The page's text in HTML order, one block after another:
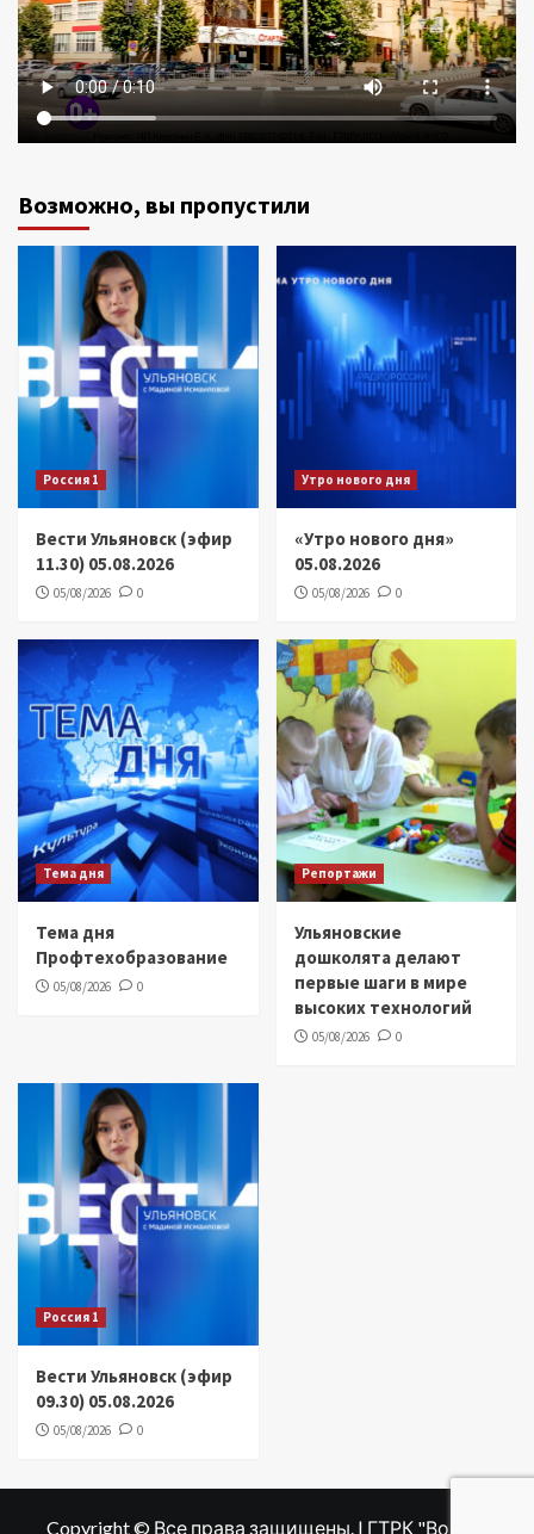
Возможно, вы пропустили
Россия 1
Вести Ульяновск (эфир
11.30) 05.08.2026
05/08/2026 0
Утро нового дня
«Утро нового дня»
05.08.2026
05/08/2026 0
Тема дня
Тема дня
Профтехобразование
05/08/2026 0
Репортажи
Ульяновские
дошколята делают
первые шаги в мире
высоких технологий
05/08/2026 0
Россия 1
Вести Ульяновск (эфир
09.30) 05.08.2026
05/08/2026 0
Copyright © Все права защищены. | ГТРК "Волга"